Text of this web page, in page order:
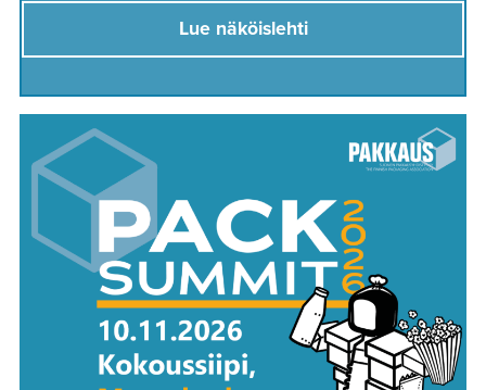
Lue näköislehti